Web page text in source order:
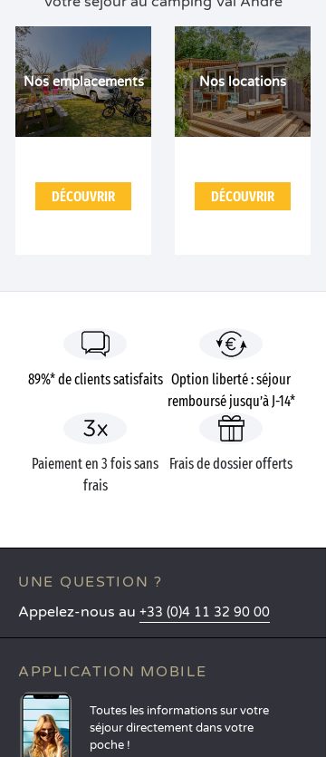
Nos emplacements
DÉCOUVRIR
Nos locations
DÉCOUVRIR
89%* de clients satisfaits Option liberté : séjour
remboursé jusqu’à J-14*
Paiement en 3 fois sans
frais
Frais de dossier offerts
UNE QUESTION ?
Appelez-nous au +33 (0)4 11 32 90 00
APPLICATION MOBILE
Toutes les informations sur votre
séjour directement dans votre
poche !